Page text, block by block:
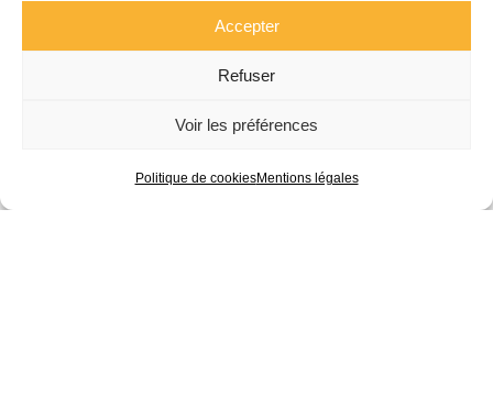
Accepter
Refuser
Voir les préférences
Politique de cookiesMentions légales
D'autres projets...